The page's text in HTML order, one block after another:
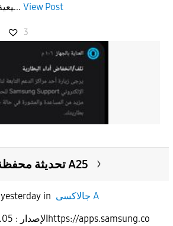
يعية حالة البطارية عادي... View Post
3
تحديثة محفظة سامسونج لـ A25
yesterdayin
جالاكسى A